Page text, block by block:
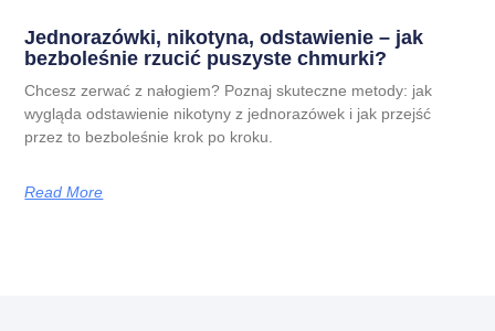
Jednorazówki, nikotyna, odstawienie – jak
bezboleśnie rzucić puszyste chmurki?
Chcesz zerwać z nałogiem? Poznaj skuteczne metody: jak
wygląda odstawienie nikotyny z jednorazówek i jak przejść
przez to bezboleśnie krok po kroku.
Read More